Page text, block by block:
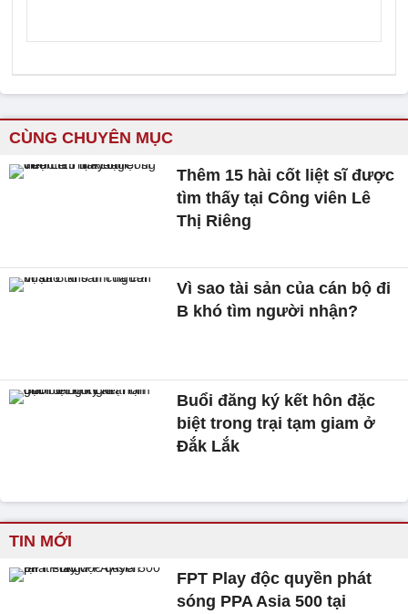
CÙNG CHUYÊN MỤC
Thêm 15 hài cốt liệt sĩ được
tìm thấy tại Công viên Lê
Thị Riêng
Vì sao tài sản của cán bộ đi
B khó tìm người nhận?
Buổi đăng ký kết hôn đặc
biệt trong trại tạm giam ở
Đắk Lắk
TIN MỚI
FPT Play độc quyền phát
sóng PPA Asia 500 tại